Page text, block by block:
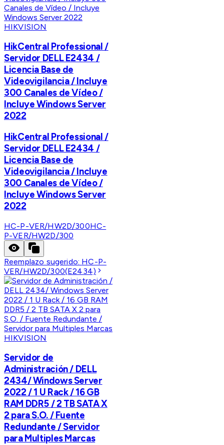
HIKVISION
HikCentral Professional /
Servidor DELL E2434 /
Licencia Base de
Videovigilancia / Incluye
300 Canales de Vídeo /
Incluye Windows Server
2022
HikCentral Professional /
Servidor DELL E2434 /
Licencia Base de
Videovigilancia / Incluye
300 Canales de Vídeo /
Incluye Windows Server
2022
HC-P-VER/HW2D/300HC-
P-VER/HW2D/300
Reemplazo sugerido: HC-P-
VER/HW2D/300(E2434)
HIKVISION
Servidor de
Administración / DELL
2434/ Windows Server
2022 / 1 U Rack / 16 GB
RAM DDR5 / 2 TB SATA X
2 para S.O. / Fuente
Redundante / Servidor
para Multiples Marcas